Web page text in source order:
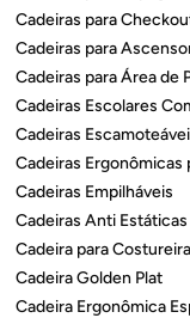
Cadeiras para
Cadeiras para
Cadeiras para Área de
Cadeiras Escolares
Cadeiras
Cadeiras Ergonômicas
Cadeiras Empilháveis
Cadeiras Anti Estáticas
Cadeira para Costureira
Cadeira Golden Plat
Cadeira Ergonômica